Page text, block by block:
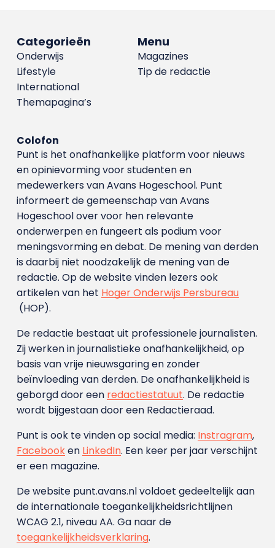
Menu
Magazines
Tip de redactie
Categorieën
Onderwijs
Lifestyle
International
Themapagina’s
Colofon
Punt is het onafhankelijke platform voor nieuws
en opinievorming voor studenten en
medewerkers van Avans Hoge­school. Punt
informeert de gemeenschap van Avans
Hogeschool over voor hen relevante
onderwerpen en fungeert als podium voor
meningsvorming en debat. De mening van derden
is daarbij niet noodzakelijk de mening van de
redactie. Op de website vinden lezers ook
artikelen van het Hoger Onderwijs Persbureau
(HOP).
De redactie bestaat uit professionele journalisten.
Zij werken in journalistieke onafhankelijkheid, op
basis van vrije nieuwsgaring en zonder
beïnvloeding van derden. De onafhankelijkheid is
geborgd door een redactiestatuut. De redactie
wordt bijgestaan door een Redactieraad.
Punt is ook te vinden op social media: Instragram,
Facebooken LinkedIn. Een keer per jaar verschijnt
er een magazine.
De website punt.avans.nl voldoet gedeeltelijk aan
de internationale toegankelijkheidsrichtlijnen
WCAG 2.1, niveau AA. Ga naar de
toegankelijkheidsverklaring.